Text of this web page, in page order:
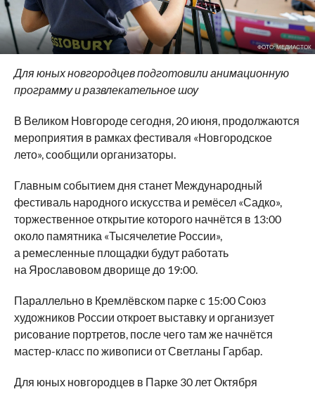
ФОТО: МЕДИАСТОК
Для юных новгородцев подготовили анимационную
программу и развлекательное шоу
В Великом Новгороде сегодня, 20 июня, продолжаются
мероприятия в рамках фестиваля «Новгородское
лето», сообщили организаторы.
Главным событием дня станет Международный
фестиваль народного искусства и ремёсел «Садко»,
торжественное открытие которого начнётся в 13:00
около памятника «Тысячелетие России»,
а ремесленные площадки будут работать
на Ярославовом дворище до 19:00.
Параллельно в Кремлёвском парке с 15:00 Союз
художников России откроет выставку и организует
рисование портретов, после чего там же начнётся
мастер-класс по живописи от Светланы Гарбар.
Для юных новгородцев в Парке 30 лет Октября